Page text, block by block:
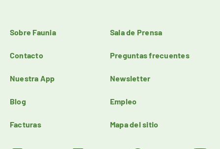
Sobre Faunia Sala de Prensa
Contacto Preguntas frecuentes
Nuestra App Newsletter
Blog Empleo
Facturas Mapa del sitio